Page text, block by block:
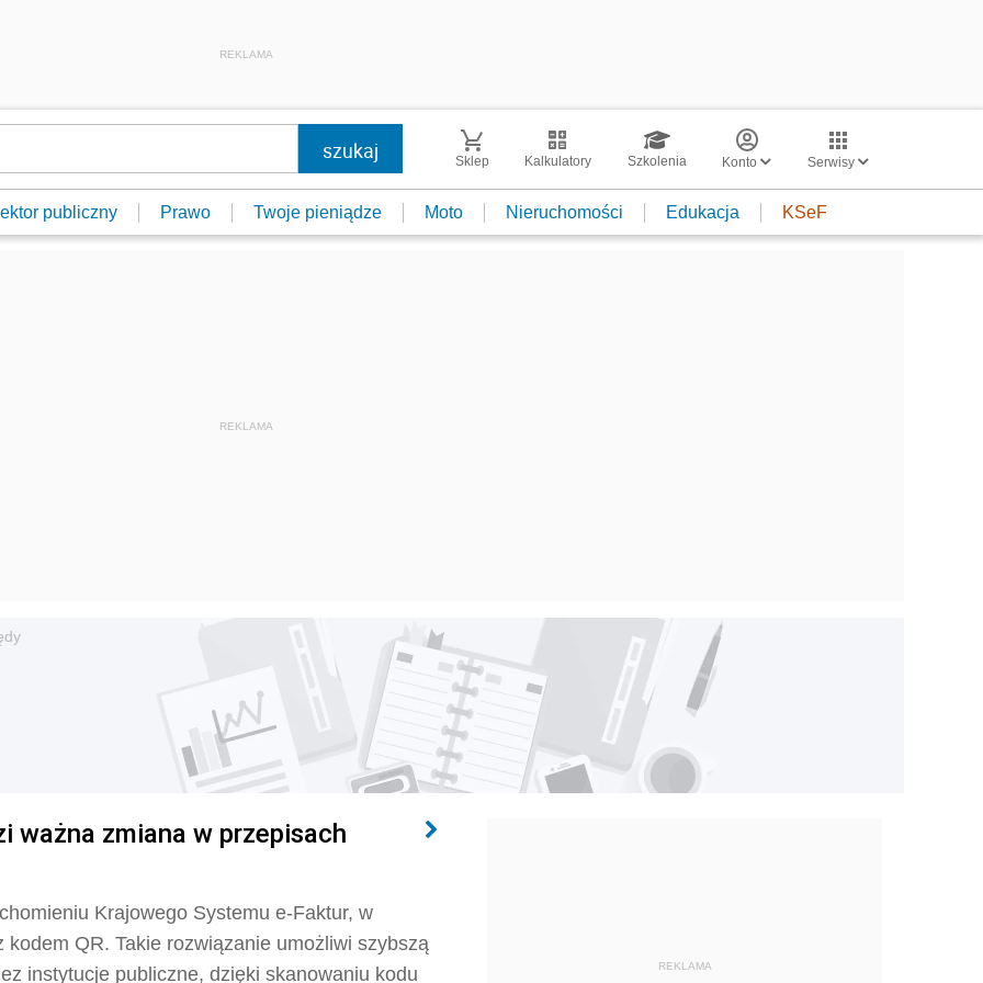
REKLAMA
Sklep Kalkulatory Szkolenia Konto Serwisy
publiczny Prawo Twoje pieniądze Moto Nieruchomości Edukacja KSeF
ważna zmiana w przepisach
Krajowego Systemu e-Faktur, w
QR. Takie rozwiązanie umożliwi szybszą
instytucje publiczne, dzięki skanowaniu kodu
REKLAMA